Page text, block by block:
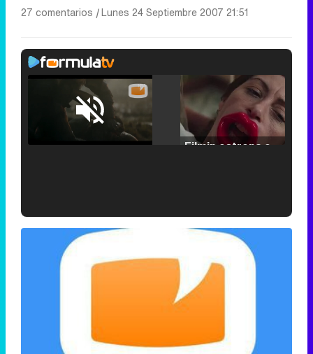
27 comentarios |Lunes 24 Septiembre 2007 21:51
Unmute /
Loaded:
25.30%
'120 Minutos' celebra sus 2.000 programas en Telemadrid con un vídeo del día a día en la redacción